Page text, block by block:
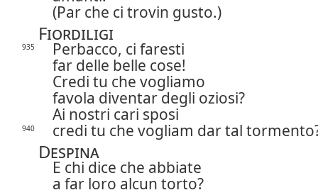
(Par che ci trovin gusto.)
Fiordiligi
935
Perbacco, ci faresti
far delle belle cose!
Credi tu che vogliamo
favola diventar degli oziosi?
Ai nostri cari sposi
940 credi tu che vogliam dar tal
Despina
E chi dice che abbiate
a far loro alcun torto?